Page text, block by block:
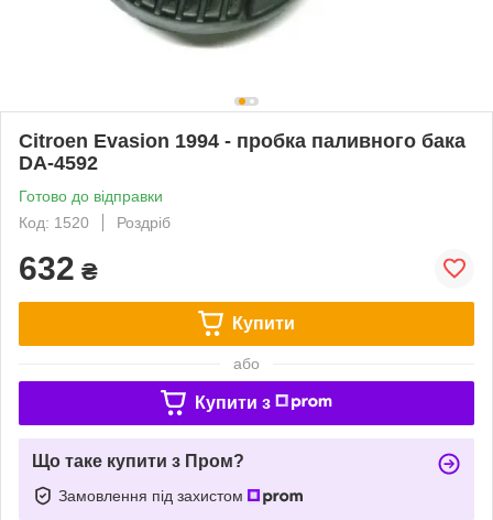
Citroen Evasion 1994 - пробка паливного бака
DA-4592
Готово до відправки
Код: 1520
Роздріб
632 ₴
Купити
або
Купити з
Що таке купити з Пром?
Замовлення під захистом